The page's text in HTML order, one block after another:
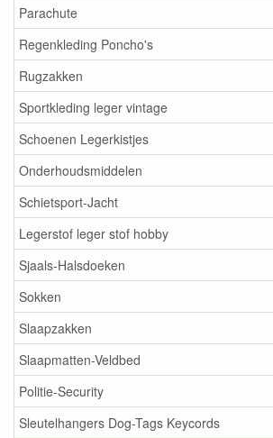
Parachute
Regenkleding Poncho's
Rugzakken
Sportkleding leger vintage
Schoenen Legerkistjes
Onderhoudsmiddelen
Schietsport-Jacht
Legerstof leger stof hobby
Sjaals-Halsdoeken
Sokken
Slaapzakken
Slaapmatten-Veldbed
Politie-Security
Sleutelhangers Dog-Tags Keycords